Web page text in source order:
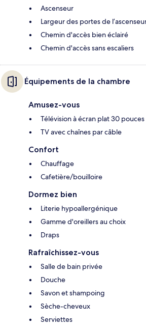
Ascenseur
Largeur des portes de
Chemin d'accès bien éclairé
Chemin d'accès sans escaliers
Équipements de la chambre
Amusez-vous
Télévision à écran plat 30 pouces
TV avec chaînes par câble
Confort
Chauffage
Cafetière/bouilloire
Dormez bien
Literie hypoallergénique
Gamme d'oreillers au choix
Draps
Rafraîchissez-vous
Salle de bain privée
Douche
Savon et shampoing
Sèche-cheveux
Serviettes